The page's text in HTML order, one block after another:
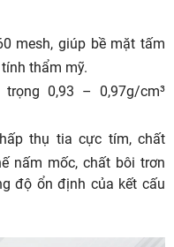
mesh, giúp bề mặt tấm
thẩm mỹ.
0,93 – 0,97g/cm³
thụ tia cực tím, chất
nấm mốc, chất bôi trơn
độ ổn định của kết cấu